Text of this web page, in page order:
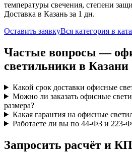
температуры свечения, степени
Доставка в Казань за 1 дн.
Оставить заявкуВся категория в
Частые вопросы —
светильники в Казани
Какой срок доставки офисные
Можно ли заказать офисные
размера?
Какая гарантия на офисные
Работаете ли вы по 44-ФЗ и 223-
Запросить расчёт и КП